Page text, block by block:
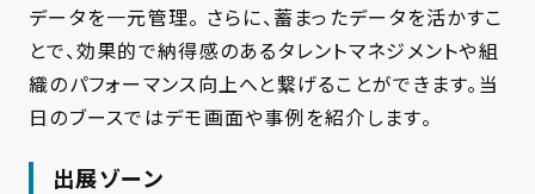
データを一元管理。 さらに、蓄まったデータを活かすこ
とで、効果的で納得感のあるタレントマネジメントや組
織のパフォーマンス向上へと繋げることができます。当
日のブースではデモ画面や事例を紹介します。
出展ゾーン